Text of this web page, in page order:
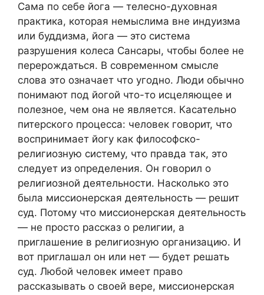
Сама по себе йога — телесно-духовная
практика, которая немыслима вне индуизма
или буддизма, йога — это система
разрушения колеса Сансары, чтобы более не
перерождаться. В современном смысле
слова это означает что угодно. Люди обычно
понимают под йогой что-то исцеляющее и
полезное, чем она не является. Касательно
питерского процесса: человек говорит, что
воспринимает йогу как философско-
религиозную систему, что правда так, это
следует из определения. Он говорил о
религиозной деятельности. Насколько это
была миссионерская деятельность — решит
суд. Потому что миссионерская деятельность
— не просто рассказ о религии, а
приглашение в религиозную организацию. И
вот приглашал он или нет — будет решать
суд. Любой человек имеет право
рассказывать о своей вере, миссионерская